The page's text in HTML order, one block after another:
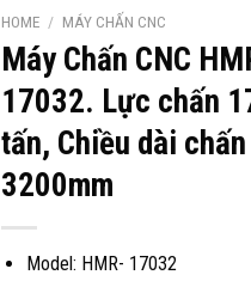
HOME / MÁY CHẤN CNC
Máy Chấn CNC
17032. Lực chấn
tấn, Chiều dài chấn
3200mm
Model: HMR- 17032